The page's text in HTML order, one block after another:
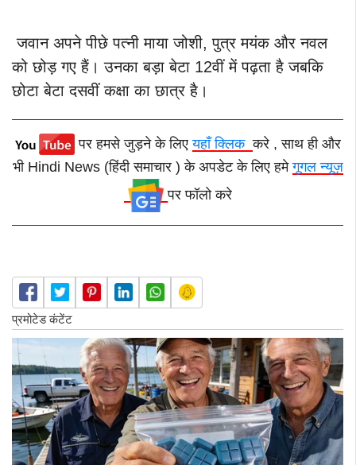
जवान अपने पीछे पत्नी माया जोशी, पुत्र मयंक और नवल
को छोड़ गए हैं। उनका बड़ा बेटा 12वीं में पढ़ता है जबकि
छोटा बेटा दसवीं कक्षा का छात्र है।
पर हमसे जुड़ने के लिएयहाँ क्लिककरे , साथ ही और
भी Hindi News (हिंदी समाचार ) के अपडेट के लिए हमेगूगल न्यूज़
पर फॉलो करे